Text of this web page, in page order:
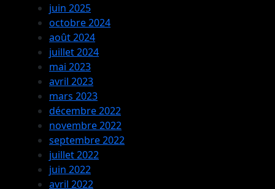
juin 2025
octobre 2024
août 2024
juillet 2024
mai 2023
avril 2023
mars 2023
décembre 2022
novembre 2022
septembre 2022
juillet 2022
juin 2022
avril 2022